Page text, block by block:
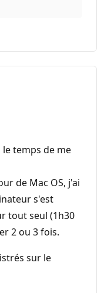
temps de me
de Mac OS, j'ai
s'est
tout seul (1h30
2 ou 3 fois.
sur le